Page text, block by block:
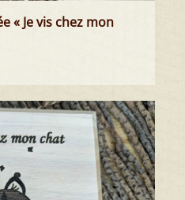
« Je vis chez mon